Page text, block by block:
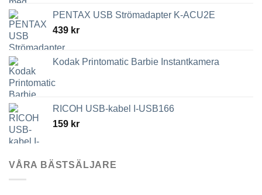
till
PENTAX USB Strömadapter K-ACU2E
439 kr
Kodak Printomatic Barbie Instantkamera
RICOH USB-kabel I-USB166
159 kr
VÅRA BÄSTSÄLJARE